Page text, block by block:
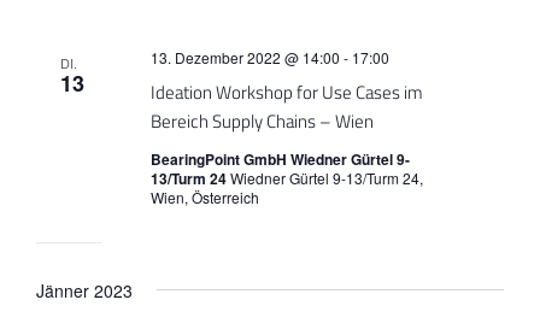
DI.
13
Ideation Workshop for Use Cases im
Bereich Supply Chains – Wien
13. Dezember 2022 @ 14:00 - 17:00
BearingPoint GmbH Wiedner Gürtel 9-
13/Turm 24Wiedner Gürtel 9-13/Turm 24,
Wien, Österreich
Jänner 2023